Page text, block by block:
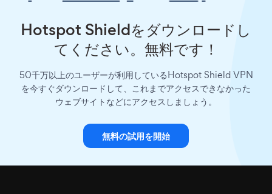
Hotspot Shieldをダウンロードし
てください。無料です！
50千万以上のユーザーが利用しているHotspot Shield VPN
を今すぐダウンロードして、これまでアクセスできなかった
ウェブサイトなどにアクセスしましょう。
無料の試用を開始